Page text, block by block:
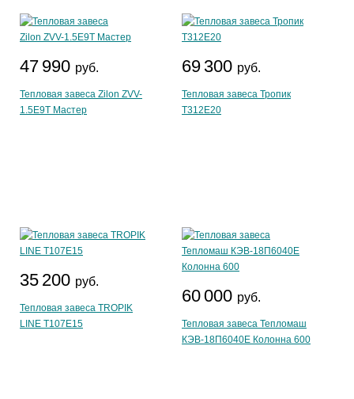
47 990 руб.
Тепловая завеса Zilon ZVV-
1.5E9T Мастер
69 300 руб.
Тепловая завеса Тропик
T312E20
35 200 руб.
Тепловая завеса TROPIK
LINE T107E15
60 000 руб.
Тепловая завеса Тепломаш
КЭВ-18П6040Е Колонна 600